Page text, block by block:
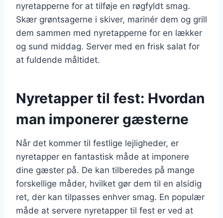
nyretapperne for at tilføje en røgfyldt smag.
Skær grøntsagerne i skiver, marinér dem og grill
dem sammen med nyretapperne for en lækker
og sund middag. Server med en frisk salat for
at fuldende måltidet.
Nyretapper til fest: Hvordan
man imponerer gæsterne
Når det kommer til festlige lejligheder, er
nyretapper en fantastisk måde at imponere
dine gæster på. De kan tilberedes på mange
forskellige måder, hvilket gør dem til en alsidig
ret, der kan tilpasses enhver smag. En populær
måde at servere nyretapper til fest er ved at